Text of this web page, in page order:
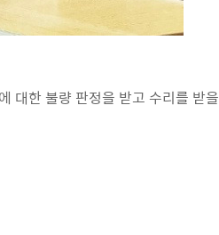
대한 불량 판정을 받고 수리를 받을